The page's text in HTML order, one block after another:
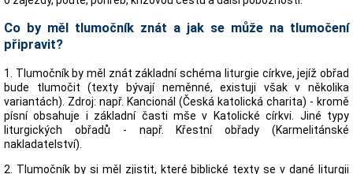
Co by měl tlumočník znát a jak se může na tlumočení
připravit?
1. Tlumočník by měl znát základní schéma liturgie církve, jejíž obřad
bude tlumočit (texty bývají neměnné, existuji však v několika
variantách). Zdroj: např. Kancionál (Česká katolická charita) - kromě
písní obsahuje i základní časti mše v Katolické církvi. Jiné typy
liturgických obřadů - např. Křestní obřady (Karmelitánské
nakladatelství).
2. Tlumočník by si měl zjistit, které biblické texty se v dané liturgii